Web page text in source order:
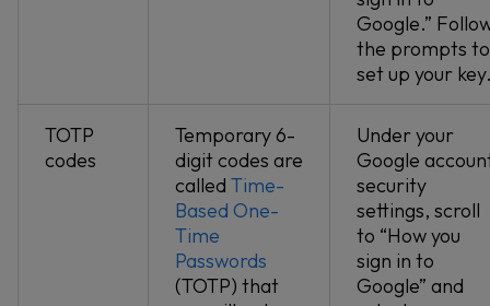
Google.”
the prompts to
set up your
TOTP
codes
Temporary 6-
digit codes are
called Time-
Based One-
Time
Passwords
(TOTP) that
Under your
Google
security
settings, scroll
to “How you
sign in to
Google” and